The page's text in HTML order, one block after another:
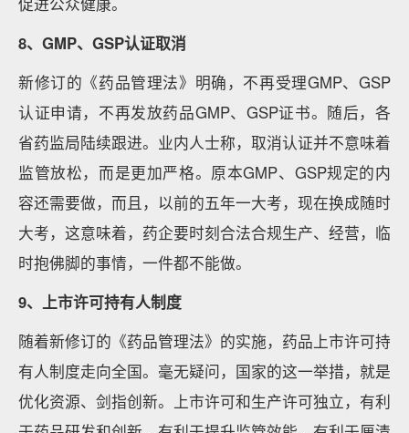
8、GMP、GSP认证取消
新修订的《药品管理法》明确，不再受理GMP、GSP
认证申请，不再发放药品GMP、GSP证书。随后，各
省药监局陆续跟进。业内人士称，取消认证并不意味着
监管放松，而是更加严格。原本GMP、GSP规定的内
容还需要做，而且，以前的五年一大考，现在换成随时
大考，这意味着，药企要时刻合法合规生产、经营，临
时抱佛脚的事情，一件都不能做。
9、上市许可持有人制度
随着新修订的《药品管理法》的实施，药品上市许可持
有人制度走向全国。毫无疑问，国家的这一举措，就是
优化资源、剑指创新。上市许可和生产许可独立，有利